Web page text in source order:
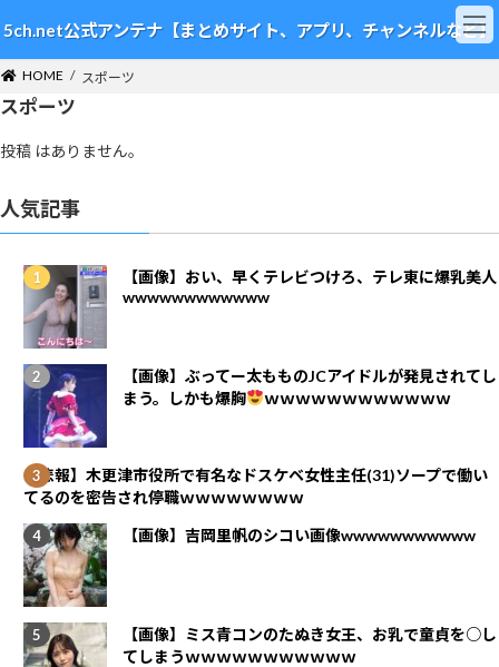
ン
テ
ン
ツ
ス
プ
ビ
ゲ
ー
シ
ン
動
5ch.net公式アンテナ【まとめサイト、アプリ、チャンネルなど】
HOME スポーツ
スポーツ
投稿 はありません。
人気記事
【画像】おい、早くテレビつけろ、テレ東に爆乳美人
wwwwwwwwwwww
【画像】ぶってー太もものJCアイドルが発見されてし
まう。しかも爆胸
ｗｗｗｗｗｗｗｗｗｗｗｗ
【悲報】木更津市役所で有名なドスケベ女性主任(31)ソープで働い
てるのを密告され停職ｗｗｗｗｗｗｗｗ
【画像】吉岡里帆のシコい画像wwwwwwwwwww
【画像】ミス青コンのたぬき女王、お乳で童貞を○し
てしまうｗｗｗｗｗｗｗｗｗｗｗ